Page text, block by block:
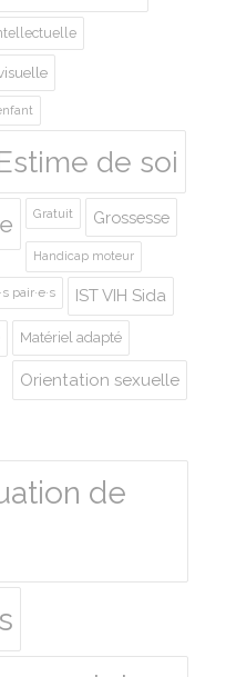
de soi
Gratuit Grossesse
Handicap moteur
pair·e·s IST VIH Sida
Matériel adapté
Orientation sexuelle
de